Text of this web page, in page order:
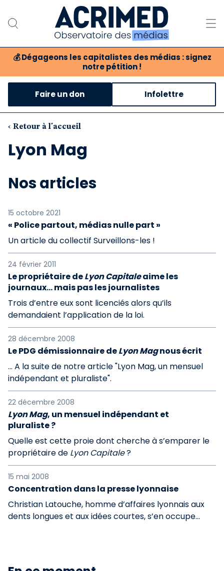
💰 Dégageons les capitalistes des médias : signez
notre pétition !
Notre association
Notre critique des médias
Nos propositions
Notre revue
Boutique
Faire un don Infolettre
‹ Retour à l'accueil
Lyon Mag
Nos articles
15 octobre 2021
« Police partout, médias nulle part »
Un article du collectif Surveillons-les !
24 février 2011
Le propriétaire deLyon Capitaleaime les
journaux… mais pas les journalistes
Trois d’entre eux sont licenciés alors qu’ils
demandaient l’application de la loi.
28 décembre 2008
Le PDG démissionnaire deLyon Magnous écrit
... A la suite de notre article "Lyon Mag, un mensuel
indépendant et pluraliste".
22 décembre 2008
Lyon Mag, un mensuel indépendant et
pluraliste ?
Quelle est cette proie dont cherche à s’emparer le
propriétaire de Lyon Capitale?
15 mai 2008
Concentration dans la presse lyonnaise
Christian Latouche, homme d’affaires lyonnais aux
dents longues et aux idées courtes, s’en occupe…